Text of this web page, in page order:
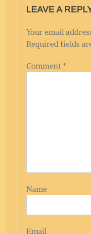
LEAVE A
Your email
Required fields
Comment *
Name
Email